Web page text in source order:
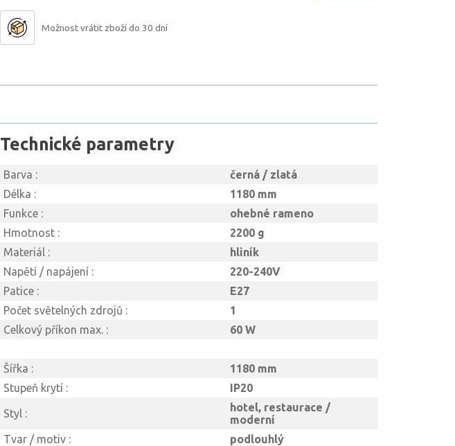
Možnost vrátit zboží do 30 dní
Technické parametry
Barva :
černá / zlatá
Délka :
1180 mm
Funkce :
ohebné rameno
Hmotnost :
2200 g
Materiál :
hliník
Napětí / napájení :
220-240V
Patice :
E27
Počet světelných zdrojů :
1
Celkový příkon max. :
60 W
Šířka :
1180 mm
Stupeň krytí :
IP20
Styl :
hotel, restaurace /
moderní
Tvar / motiv :
podlouhlý